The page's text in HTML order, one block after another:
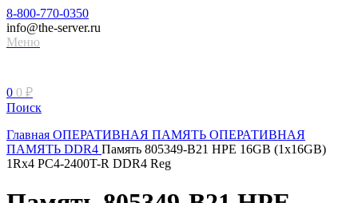
8-800-770-0350
info@the-server.ru
Меню
0 0 ₽
Поиск
Главная ОПЕРАТИВНАЯ ПАМЯТЬ ОПЕРАТИВНАЯ
ПАМЯТЬ DDR4 Память 805349-B21 HPE 16GB (1x16GB)
1Rx4 PC4-2400T-R DDR4 Reg